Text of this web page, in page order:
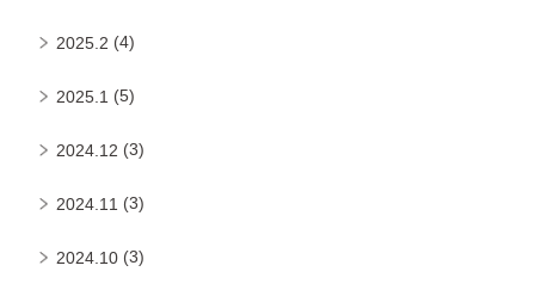
2025.2 (4)
2025.1 (5)
2024.12 (3)
2024.11 (3)
2024.10 (3)